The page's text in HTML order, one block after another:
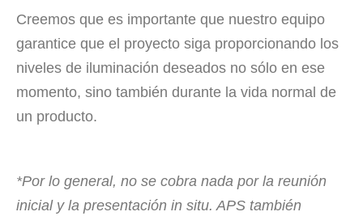
Creemos que es importante que nuestro equipo
garantice que el proyecto siga proporcionando los
niveles de iluminación deseados no sólo en ese
momento, sino también durante la vida normal de
un producto.
*Por lo general, no se cobra nada por la reunión
inicial y la presentación in situ. APS también